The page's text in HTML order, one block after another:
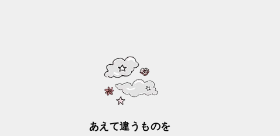
あえて違うものを